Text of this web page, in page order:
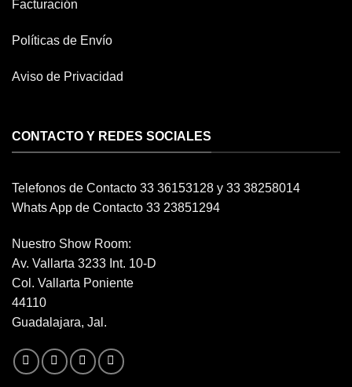
Facturación
Políticas de Envío
Aviso de Privacidad
CONTACTO Y REDES SOCIALES
Telefonos de Contacto 33 36153128 y 33 38258014
Whats App de Contacto 33 23851294
Nuestro Show Room:
Av. Vallarta 3233 Int. 10-D
Col. Vallarta Poniente
44110
Guadalajara, Jal.